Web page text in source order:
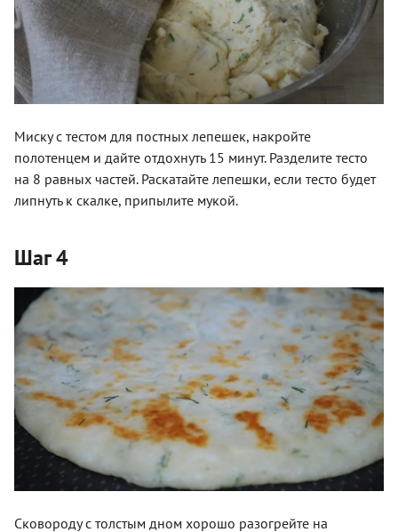
Миску с тестом для постных лепешек, накройте
полотенцем и дайте отдохнуть 15 минут. Разделите тесто
на 8 равных частей. Раскатайте лепешки, если тесто будет
липнуть к скалке, припылите мукой.
Шаг 4
Сковороду с толстым дном хорошо разогрейте на